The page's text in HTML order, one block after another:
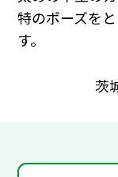
特のポーズを
す。
茨